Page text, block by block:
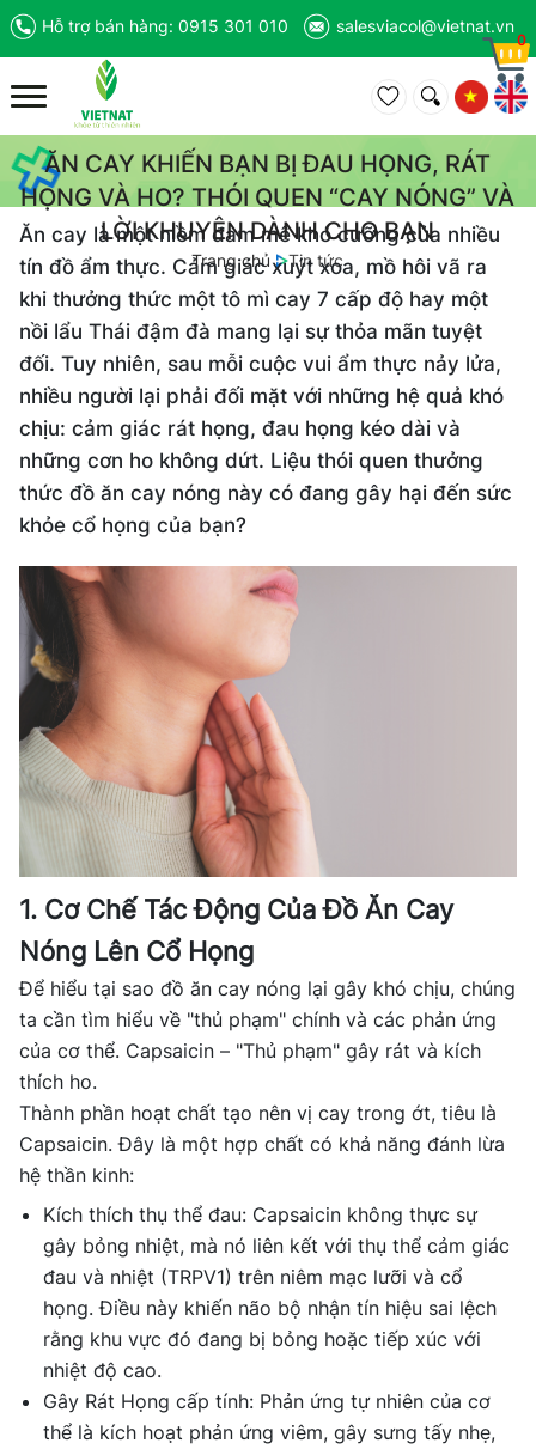
0
Hỗ trợ bán hàng: 0915 301 010 salesviacol@vietnat.vn
Toggle
navigation
ĂN CAY KHIẾN BẠN BỊ ĐAU HỌNG, RÁT
HỌNG VÀ HO? THÓI QUEN “CAY NÓNG” VÀ
LỜI KHUYÊN DÀNH CHO BẠN
Trang chủ Tin tức
Ăn cay là một niềm đam mê khó cưỡng của nhiều
tín đồ ẩm thực. Cảm giác xuýt xoa, mồ hôi vã ra
khi thưởng thức một tô mì cay 7 cấp độ hay một
nồi lẩu Thái đậm đà mang lại sự thỏa mãn tuyệt
đối. Tuy nhiên, sau mỗi cuộc vui ẩm thực nảy lửa,
nhiều người lại phải đối mặt với những hệ quả khó
chịu: cảm giác rát họng, đau họng kéo dài và
những cơn ho không dứt. Liệu thói quen thưởng
thức đồ ăn cay nóng này có đang gây hại đến sức
khỏe cổ họng của bạn?
1. Cơ Chế Tác Động Của Đồ Ăn Cay
Nóng Lên Cổ Họng
Để hiểu tại sao đồ ăn cay nóng lại gây khó chịu, chúng
ta cần tìm hiểu về "thủ phạm" chính và các phản ứng
của cơ thể. Capsaicin – "Thủ phạm" gây rát và kích
thích ho.
Thành phần hoạt chất tạo nên vị cay trong ớt, tiêu là
Capsaicin. Đây là một hợp chất có khả năng đánh lừa
hệ thần kinh:
Kích thích thụ thể đau: Capsaicin không thực sự
gây bỏng nhiệt, mà nó liên kết với thụ thể cảm giác
đau và nhiệt (TRPV1) trên niêm mạc lưỡi và cổ
họng. Điều này khiến não bộ nhận tín hiệu sai lệch
rằng khu vực đó đang bị bỏng hoặc tiếp xúc với
nhiệt độ cao.
Gây Rát Họng cấp tính: Phản ứng tự nhiên của cơ
thể là kích hoạt phản ứng viêm, gây sưng tấy nhẹ,